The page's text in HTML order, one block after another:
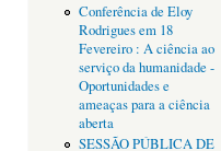
Conferência de Eloy
Rodrigues em 18
Fevereiro : A ciência ao
serviço da humanidade -
Oportunidades e
ameaças para a ciência
aberta
SESSÃO PÚBLICA DE